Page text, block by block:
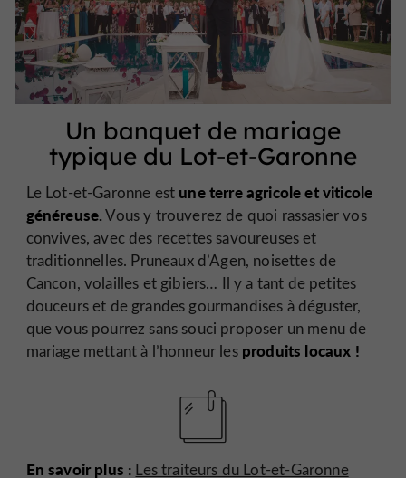
Un banquet de mariage
typique du Lot-et-Garonne
Le Lot-et-Garonne est une terre agricole et viticole
généreuse.Vous y trouverez de quoi rassasier vos
convives, avec des recettes savoureuses et
traditionnelles. Pruneaux d’Agen, noisettes de
Cancon, volailles et gibiers… Il y a tant de petites
douceurs et de grandes gourmandises à déguster,
que vous pourrez sans souci proposer un menu de
mariage mettant à l’honneur les produits locaux !
En savoir plus : Les traiteurs du Lot-et-Garonne